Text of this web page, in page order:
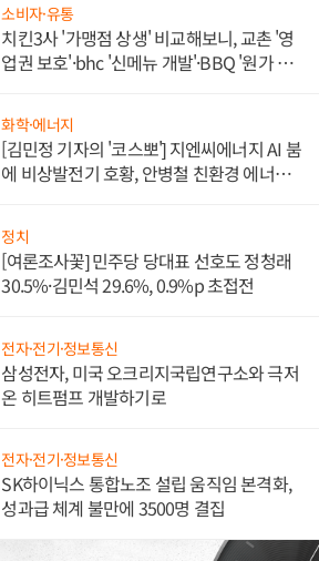
소비자·유통
치킨3사 '가맹점 상생' 비교해보니, 교촌 '영
업권 보호'·bhc '신메뉴 개발'·BBQ '원가 부
화학·에너지
[김민정 기자의 '코스뽀'] 지엔씨에너지 AI 붐
에 비상발전기 호황, 안병철 친환경 에너지
정치
[여론조사꽃] 민주당 당대표 선호도 정청래
30.5%·김민석 29.6%, 0.9%p 초접전
전자·전기·정보통신
삼성전자, 미국 오크리지국립연구소와 극저
온 히트펌프 개발하기로
전자·전기·정보통신
SK하이닉스 통합노조 설립 움직임 본격화,
성과급 체계 불만에 3500명 결집